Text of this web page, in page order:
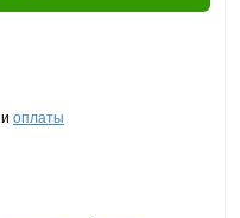
и оплаты